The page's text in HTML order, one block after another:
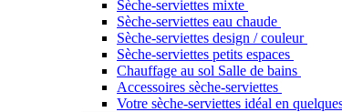
Sèche-serviettes mixte
Sèche-serviettes eau chaude
Sèche-serviettes design / couleur
Sèche-serviettes petits espaces
Chauffage au sol Salle de bains
Accessoires sèche-serviettes
Votre sèche-serviettes idéal en